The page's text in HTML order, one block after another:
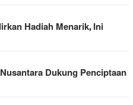
Hadiah Menarik, Ini
Dukung Penciptaan